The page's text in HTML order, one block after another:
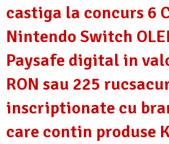
castiga la concurs 6
Nintendo Switch
Paysafe digital in
RON sau 225
inscriptionate cu
care contin produse